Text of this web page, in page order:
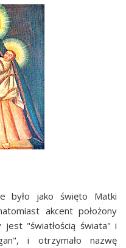
było jako święto Matki
akcent położony
"światłością świata" i
i otrzymało nazwę